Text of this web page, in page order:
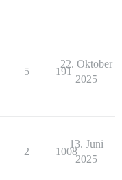
5 191
22. Oktober
2025
2 1008
13. Juni
2025